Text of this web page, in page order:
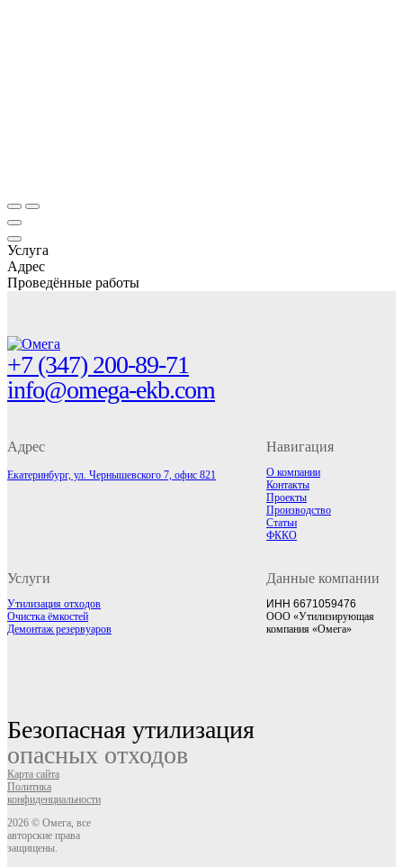
Услуга
Адрес
Проведённые работы
На главную
+7 (347) 200-89-71
info@omega-ekb.com
Адрес
Екатеринбург, ул. Чернышевского 7, офис 821
Навигация
О компании
Контакты
Проекты
Производство
Статьи
ФККО
Услуги
Утилизация отходов
Очистка ёмкостей
Демонтаж резервуаров
Данные компании
ИНН 6671059476
ООО «Утилизирующая
компания «Омега»
Безопасная утилизация
опасных отходов
Карта сайта
Политика
конфиденциальности
2026 © Омега, все
авторские права
защищены.